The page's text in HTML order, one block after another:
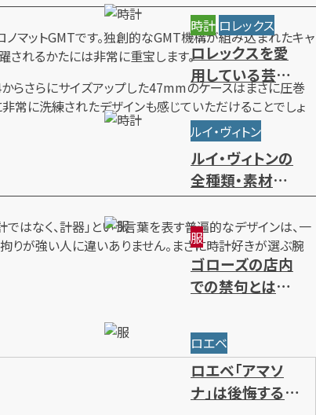
マットGMTです。独創的なGMT機構が組み込まれたキャ
されるかたには非常に重宝します。
らさらにサイズアップした47mmのケースはまさに圧巻
常に洗練されたデザインも感じていただけることでしょ
はなく、計器」という言葉を表す普遍的なデザインは、一
りが強い人に違いありません。まさに時計好きが選ぶ腕
えないレアモデ
ルの特徴
時計 ロレックス
ロレックスを愛
用している芸能
人・有名人をモデ
ル別にご紹介
ルイ・ヴィトン
ルイ・ヴィトンの
全種類・素材一
覧｜人気・定番
～限定・廃盤ライ
ンまで一挙紹介
服
ゴローズの店内
での禁句とは？
抽選方法を解説
ロエベ
ロエベ「アマソ
ナ」は後悔するほ